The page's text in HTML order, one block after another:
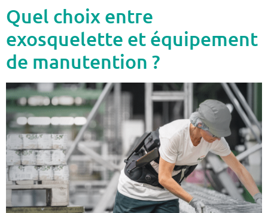
Quel choix entre
exosquelette et équipement
de manutention ?